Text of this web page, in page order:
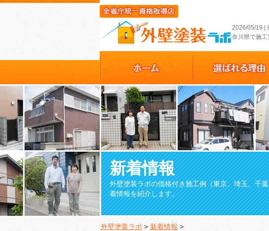
2026/05/19 |
奈川県で施工
新着情報
外壁塗装ラボの価格付き施工例（東京、埼玉、千
着情報を紹介します。
外壁塗装ラボ > 新着情報 >